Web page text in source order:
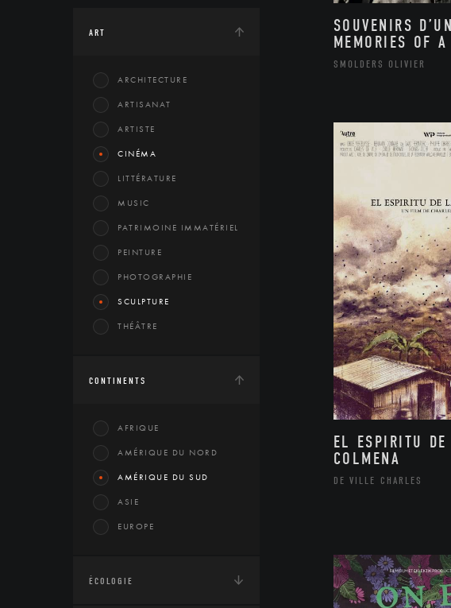
ART
ARCHITECTURE
ARTISANAT
ARTISTE
CINÉMA
LITTÉRATURE
MUSIC
PATRIMOINE IMMATÉRIEL
PEINTURE
PHOTOGRAPHIE
SCULPTURE
THÉÂTRE
CONTINENTS
AFRIQUE
AMÉRIQUE DU NORD
AMÉRIQUE DU SUD
ASIE
EUROPE
ÉCOLOGIE
SOUVENIRS
MEMORIES OF
SMOLDERS OLIVIER
EL ESPIRITU DE
COLMENA
DE VILLE CHARLES